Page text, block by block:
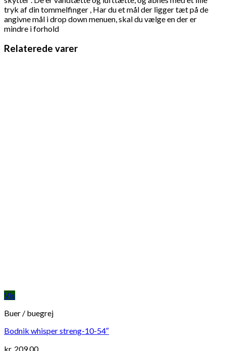
tryk af din tommelfinger , Har du et mål der ligger tæt på de
angivne mål i drop down menuen, skal du vælge en der er
mindre i forhold
Relaterede varer
Vis
Buer / buegrej
Bodnik whisper streng-10-54″
kr. 209,00